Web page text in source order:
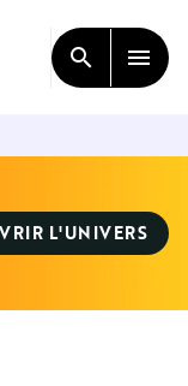
search menu
L'UNIVERS